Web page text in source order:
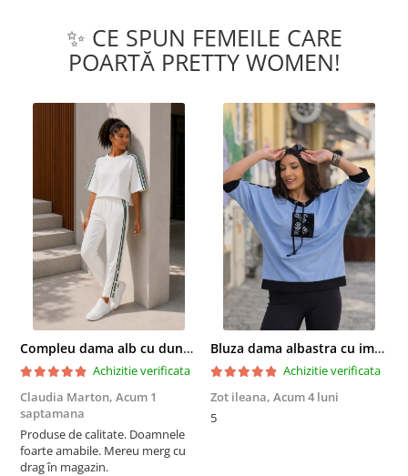
✨ CE SPUN FEMEILE CARE
POARTĂ PRETTY WOMEN!
Compleu dama alb cu dungi laterale in nuante de verde si negru
Achizitie verificata
Claudia Marton, Acum 1
saptamana
Produse de calitate. Doamnele
foarte amabile. Mereu merg cu
drag în magazin.
Bluza dama albastra cu imprimeu trandafiri si snur la gat
Achizitie verificata
Zot ileana, Acum 4 luni
5